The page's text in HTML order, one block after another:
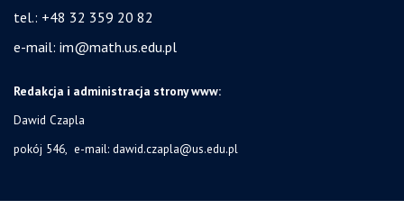
tel.: +48 32 359 20 82
e-mail: im@math.us.edu.pl
Redakcja i administracja strony www:
Dawid Czapla
pokój 546, e-mail: dawid.czapla@us.edu.pl